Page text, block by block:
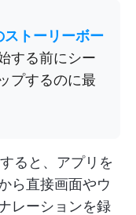
トーリーボー
する前にシー
プするのに最
ると、アプリを
ら直接画面やウ
レーションを録